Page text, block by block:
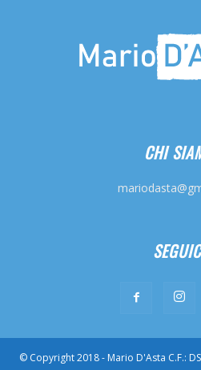
CHI
© Copyright 2018 - Mario D'Asta C.F.: